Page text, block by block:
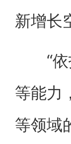
新增长
“依
等能力
等领域